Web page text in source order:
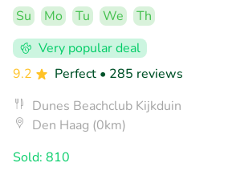
Su Mo Tu We
Th
Very popular deal
9.2
Perfect • 285 reviews
Dunes Beachclub Kijkduin
Den Haag (0km)
Sold: 810